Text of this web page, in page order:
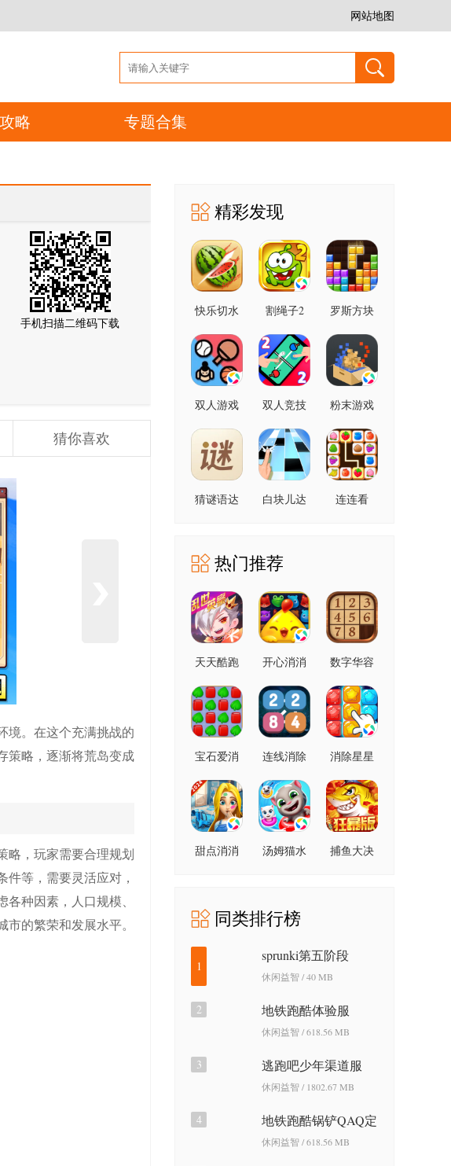
网站地图
略 专题合集
手机扫描二维码下载
猜你喜欢
境。在这个充满挑战的
策略，逐渐将荒岛变成
略，玩家需要合理规划
等，需要灵活应对，
种因素，人口规模、
的繁荣和发展水平。
精彩发现
快乐切水
割绳子2 罗斯方块
双人游戏
双人竞技
粉末游戏
猜谜语达
白块儿达
连连看
热门推荐
天天酷跑
开心消消
数字华容
宝石爱消
连线消除
消除星星
甜点消消
汤姆猫水
捕鱼大决
同类排行榜
1
sprunki第五阶段
休闲益智 / 40 MB
2 地铁跑酷体验服
休闲益智 / 618.56 MB
3 逃跑吧少年渠道服
休闲益智 / 1802.67 MB
4
地铁跑酷锅铲QAQ定
制版
休闲益智 / 618.56 MB